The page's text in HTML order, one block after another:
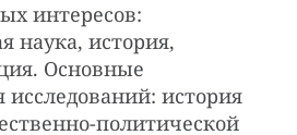
интересов:
наука, история,
Основные
исследований: история
политической